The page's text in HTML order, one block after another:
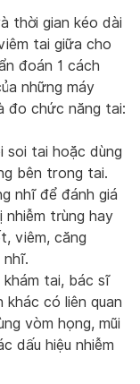
thời gian kéo dài
tai giữa cho
đoán 1 cách
những máy
đo chức năng tai:
soi tai hoặc dùng
bên trong tai.
nhĩ để đánh giá
nhiễm trùng hay
viêm, căng
khám tai, bác sĩ
khác có liên quan
vòm họng, mũi
dấu hiệu nhiễm